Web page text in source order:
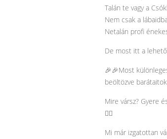
Talán te vagy a
Nem csak a
Netalán profi
De most itt a
🎉🎉Most
beöltözve
Mire vársz? Gyere
👯‍♀️
Mi már izgatottan